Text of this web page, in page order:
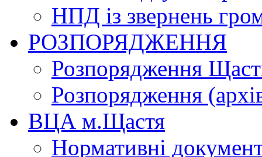
НПД із звернень
РОЗПОРЯДЖЕННЯ
Розпорядження
Розпорядження
ВЦА м.Щастя
Нормативні